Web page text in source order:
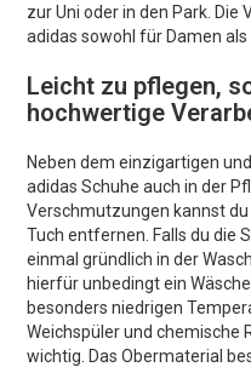
zur Uni oder in den Park.
adidas sowohl für Damen als
Leicht zu pflegen,
hochwertige
Neben dem einzigartigen
adidas Schuhe auch in der
Verschmutzungen kannst
Tuch entfernen. Falls du die
einmal gründlich in der
hierfür unbedingt ein
besonders niedrigen
Weichspüler und chemische
wichtig. Das Obermaterial